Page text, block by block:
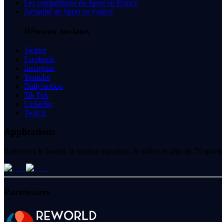
Les compétitions de Sport en France
Actualité de Sport en France
Réseaux sociaux
Twitter
Facebook
Instagram
Youtube
Dailymotion
Tik Tok
Linkedin
Twitch
Applications
Retrouvez le basket, le hockey sur glace, le volley et plus de 70
Partenaires